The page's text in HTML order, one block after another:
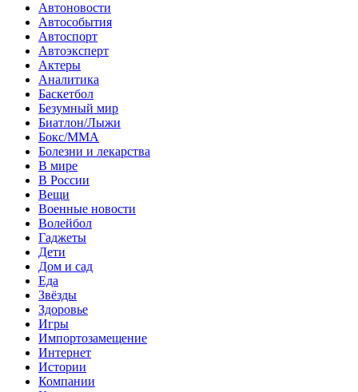
Автоновости
Автособытия
Автоспорт
Автоэксперт
Актеры
Аналитика
Баскетбол
Безумный мир
Биатлон/Лыжи
Бокс/MMA
Болезни и лекарства
В мире
В России
Вещи
Военные новости
Волейбол
Гаджеты
Дети
Дом и сад
Еда
Звёзды
Здоровье
Игры
Импортозамещение
Интернет
Истории
Компании